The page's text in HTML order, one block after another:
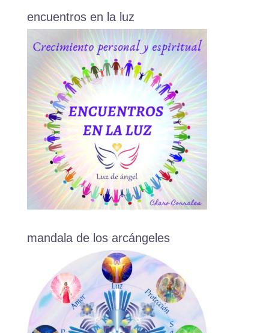
encuentros en la luz
mandala de los arcángeles